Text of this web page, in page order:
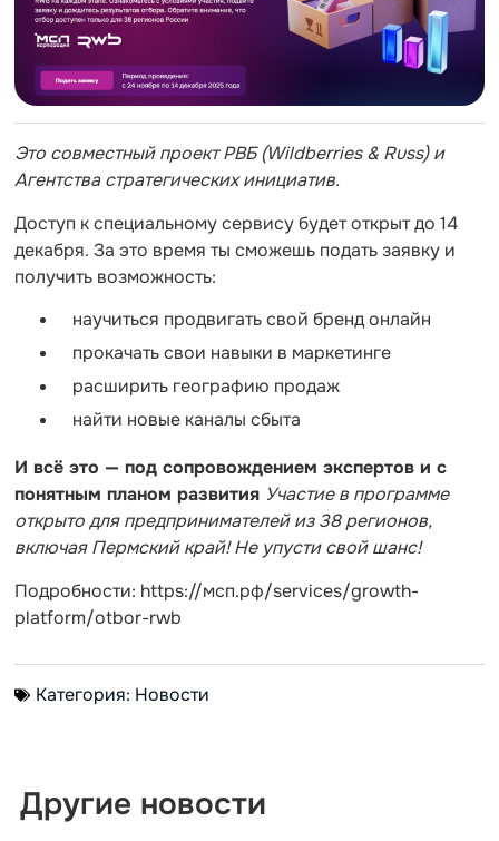
Это совместный проект РВБ (Wildberries & Russ) и
Агентства стратегических инициатив.
Доступ к специальному сервису будет открыт до 14
декабря. За это время ты сможешь подать заявку и
получить возможность:
научиться продвигать свой бренд онлайн
прокачать свои навыки в маркетинге
расширить географию продаж
найти новые каналы сбыта
И всё это — под сопровождением экспертов и с
понятным планом развития Участие в программе
открыто для предпринимателей из 38 регионов,
включая Пермский край! Не упусти свой шанс!
Подробности: https://мсп.рф/services/growth-
platform/otbor-rwb
Категория: Новости
Другие новости